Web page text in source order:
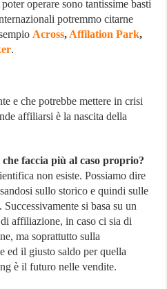
operare sono tantissime basti
potremmo citarne
Across,Affilation Park,
.
e che potrebbe mettere in crisi
affiliarsi è la nascita della
faccia più al caso proprio?
non esiste. Possiamo dire
sullo storico e quindi sulle
si basa su un
affiliazione, in caso ci sia di
ma soprattutto sulla
ed il giusto saldo per quella
è il futuro nelle vendite.